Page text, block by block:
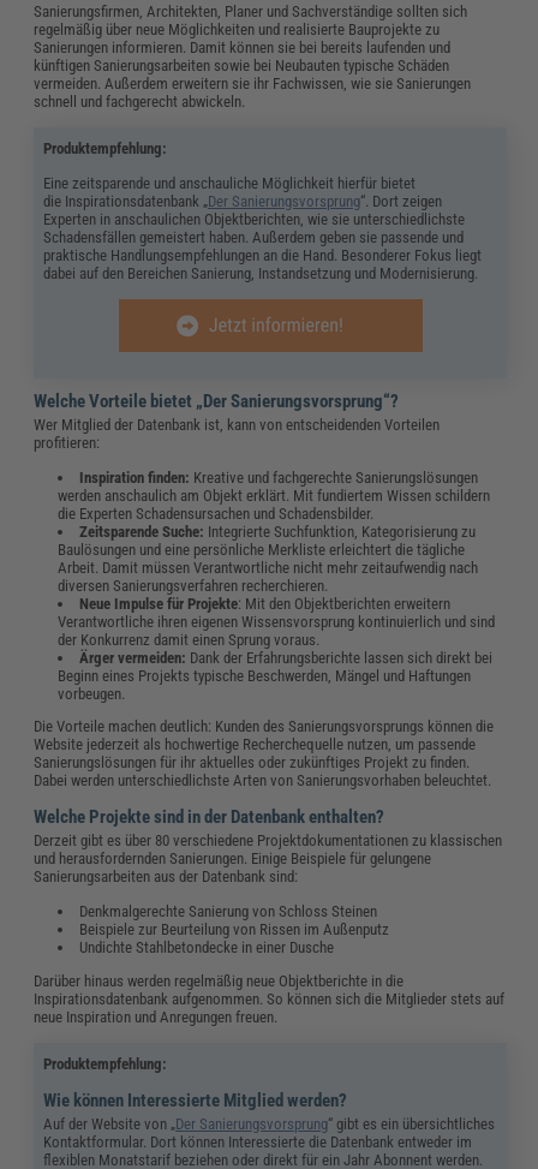
Sanierungsfirmen, Architekten, Planer und Sachverständige sollten sich
regelmäßig über neue Möglichkeiten und realisierte Bauprojekte zu
Sanierungen informieren. Damit können sie bei bereits laufenden und
künftigen Sanierungsarbeiten sowie bei Neubauten typische Schäden
vermeiden. Außerdem erweitern sie ihr Fachwissen, wie sie Sanierungen
schnell und fachgerecht abwickeln.
Produktempfehlung:
Eine zeitsparende und anschauliche Möglichkeit hierfür bietet
die Inspirationsdatenbank „Der Sanierungsvorsprung“. Dort zeigen
Experten in anschaulichen Objektberichten, wie sie unterschiedlichste
Schadensfällen gemeistert haben. Außerdem geben sie passende und
praktische Handlungsempfehlungen an die Hand. Besonderer Fokus liegt
dabei auf den Bereichen Sanierung, Instandsetzung und Modernisierung.
Welche Vorteile bietet „Der Sanierungsvorsprung“?
Wer Mitglied der Datenbank ist, kann von entscheidenden Vorteilen
profitieren:
Inspiration finden: Kreative und fachgerechte Sanierungslösungen
werden anschaulich am Objekt erklärt. Mit fundiertem Wissen schildern
die Experten Schadensursachen und Schadensbilder.
Zeitsparende Suche: Integrierte Suchfunktion, Kategorisierung zu
Baulösungen und eine persönliche Merkliste erleichtert die tägliche
Arbeit. Damit müssen Verantwortliche nicht mehr zeitaufwendig nach
diversen Sanierungsverfahren recherchieren.
Neue Impulse für Projekte: Mit den Objektberichten erweitern
Verantwortliche ihren eigenen Wissensvorsprung kontinuierlich und sind
der Konkurrenz damit einen Sprung voraus.
Ärger vermeiden: Dank der Erfahrungsberichte lassen sich direkt bei
Beginn eines Projekts typische Beschwerden, Mängel und Haftungen
vorbeugen.
Die Vorteile machen deutlich: Kunden des Sanierungsvorsprungs können die
Website jederzeit als hochwertige Recherchequelle nutzen, um passende
Sanierungslösungen für ihr aktuelles oder zukünftiges Projekt zu finden.
Dabei werden unterschiedlichste Arten von Sanierungsvorhaben beleuchtet.
Welche Projekte sind in der Datenbank enthalten?
Derzeit gibt es über 80 verschiedene Projektdokumentationen zu klassischen
und herausfordernden Sanierungen. Einige Beispiele für gelungene
Sanierungsarbeiten aus der Datenbank sind:
Denkmalgerechte Sanierung von Schloss Steinen
Beispiele zur Beurteilung von Rissen im Außenputz
Undichte Stahlbetondecke in einer Dusche
Darüber hinaus werden regelmäßig neue Objektberichte in die
Inspirationsdatenbank aufgenommen. So können sich die Mitglieder stets auf
neue Inspiration und Anregungen freuen.
Produktempfehlung:
Wie können Interessierte Mitglied werden?
Auf der Website von „Der Sanierungsvorsprung“ gibt es ein übersichtliches
Kontaktformular. Dort können Interessierte die Datenbank entweder im
flexiblen Monatstarif beziehen oder direkt für ein Jahr Abonnent werden.